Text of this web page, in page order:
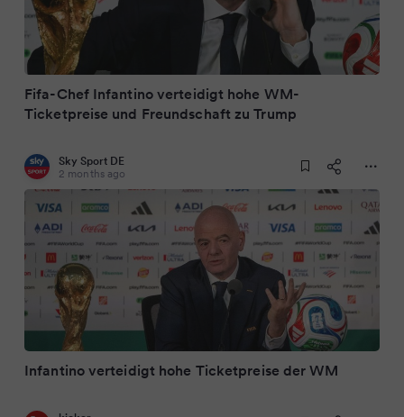
Fifa-Chef Infantino verteidigt hohe WM-
Ticketpreise und Freundschaft zu Trump
Sky Sport DE
2 months ago
Infantino verteidigt hohe Ticketpreise der WM